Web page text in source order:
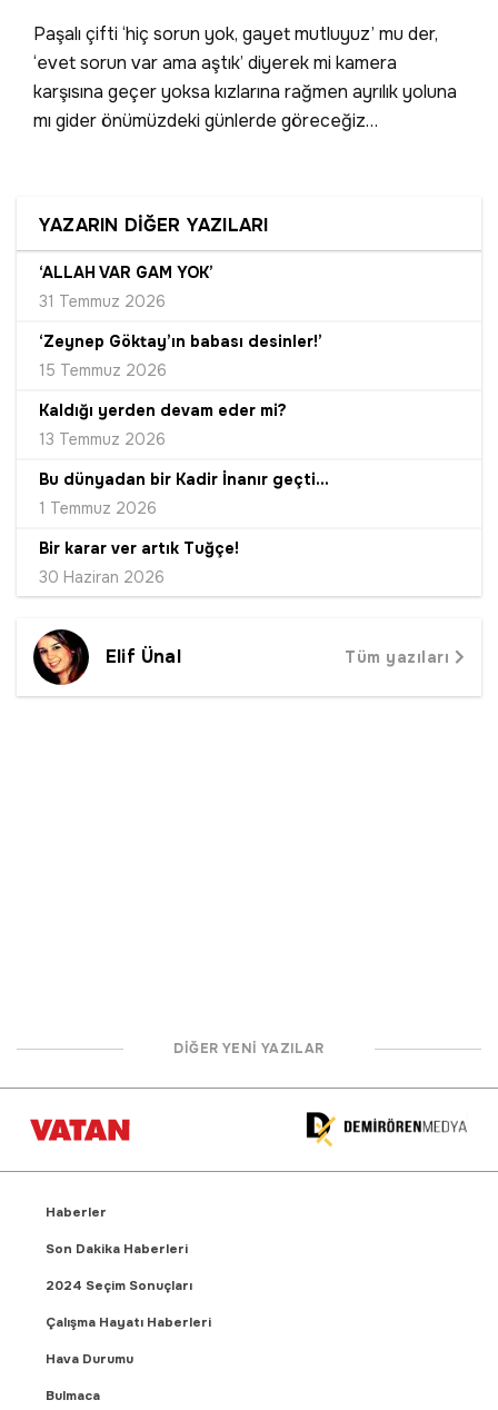
Paşalı çifti ‘hiç sorun yok, gayet mutluyuz’ mu der,
‘evet sorun var ama aştık’ diyerek mi kamera
karşısına geçer yoksa kızlarına rağmen ayrılık yoluna
mı gider önümüzdeki günlerde göreceğiz…
YAZARIN DİĞER YAZILARI
‘ALLAH VAR GAM YOK’
31 Temmuz 2026
‘Zeynep Göktay’ın babası desinler!’
15 Temmuz 2026
Kaldığı yerden devam eder mi?
13 Temmuz 2026
Bu dünyadan bir Kadir İnanır geçti...
1 Temmuz 2026
Bir karar ver artık Tuğçe!
30 Haziran 2026
Elif Ünal Tüm yazıları
DİĞER YENİ YAZILAR
Haberler
Son Dakika Haberleri
2024 Seçim Sonuçları
Çalışma Hayatı Haberleri
Hava Durumu
Bulmaca